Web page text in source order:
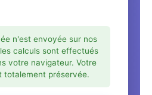
n'est envoyée sur nos
calculs sont effectués
votre navigateur. Votre
totalement préservée.